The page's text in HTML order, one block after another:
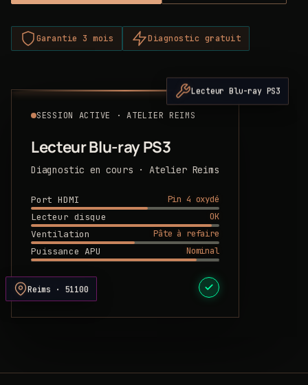
Garantie 3 mois Diagnostic gratuit
SESSION ACTIVE · ATELIER REIMS
Lecteur Blu-ray PS3
Diagnostic en cours · Atelier Reims
Port HDMI
Pin 4 oxydé
Lecteur disque
OK
Ventilation
Pâte à refaire
Puissance APU
Nominal
DEVIS PRÊT
Lecteur Blu-ray PS3
Reims · 51100